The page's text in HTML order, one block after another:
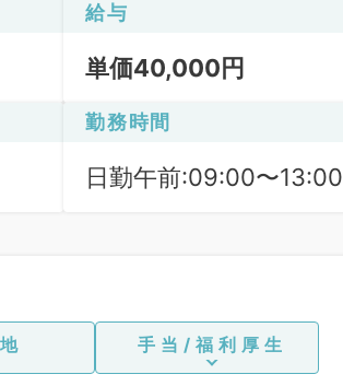
給与
単価40,000円
勤務時間
日勤午前:09:00〜13:00
手当/福利厚生